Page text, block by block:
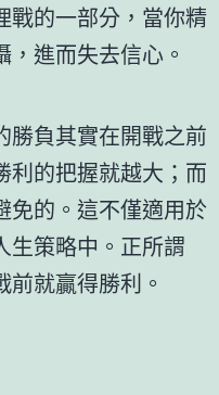
戰的一部分，當你精
進而失去信心。
勝負其實在開戰之前
利的把握就越大；而
免的。這不僅適用於
生策略中。正所謂
前就贏得勝利。